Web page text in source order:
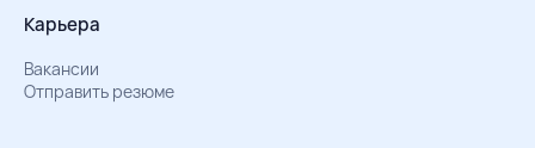
Карьера
Вакансии
Отправить резюме